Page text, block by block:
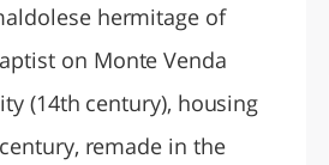
hermitage of
on Monte Venda
(14th century), housing
remade in the